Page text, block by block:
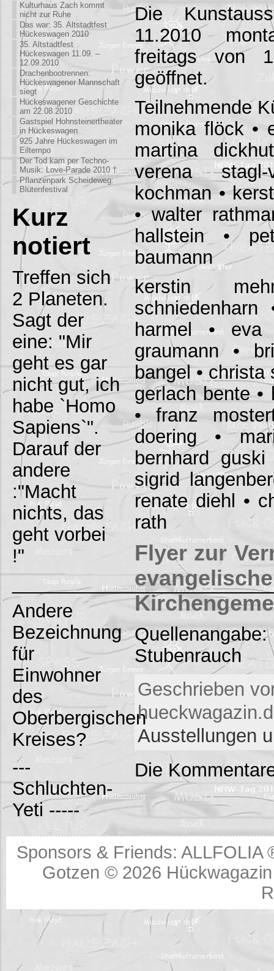
Kulturhaus Zach kommt
nicht zur Ruhe
Das war: 35. Altstadtfest
Hückeswagen 2010
35. Altstadtfest
Hückeswagen 11.09. –
12.09.2010
Drachenbootrennen:
Hückeswagener Mannschaft
siegt
Hückeswagener Geschichte
am 22.08.2010
Gastspiel Hohnsteinertheater
in Hückeswagen
925 Jahre Hückeswagen im
Eiltempo
Der Tod kam per Techno-
Musik: Love-Parade 2010 †
Pflanzenpark Scheideweg:
Blütenfestival
Kurz
notiert
Treffen sich
2 Planeten.
Sagt der
eine: "Mir
geht es gar
nicht gut, ich
habe `Homo
Sapiens`".
Darauf der
andere
:"Macht
nichts, das
geht vorbei
!"
Andere
Bezeichnung
für
Einwohner
des
Oberbergischen
Kreises?
---
Schluchten-
Yeti -----
Die
11.2010
freitags von
geöffnet.
Teilnehmende
monika flöck •
martina
verena
kochman •
• walter
hallstein •
baumann
kerstin
harmel • eva
graumann •
bangel • christa
gerlach bente •
• franz
doering •
bernhard
sigrid
renate diehl •
rath
Flyer zur
Stubenrauch
Geschrieben
Ausstellungen
Die
Sponsors & Friends:ALLFOLIA
Gotzen © 2026